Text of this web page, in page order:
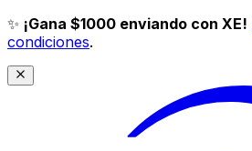
✨ ¡Gana $1000 enviando con XE!
condiciones.